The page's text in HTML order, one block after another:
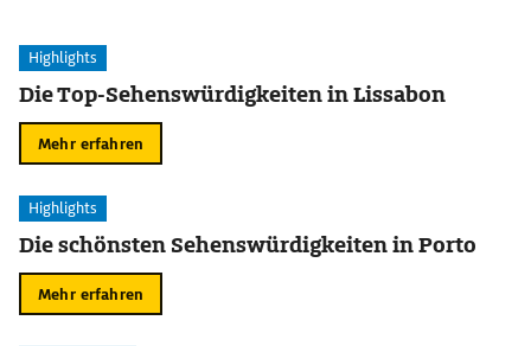
Highlights
Die Top-Sehenswürdigkeiten in Lissabon
Mehr erfahren
Highlights
Die schönsten Sehenswürdigkeiten in Porto
Mehr erfahren